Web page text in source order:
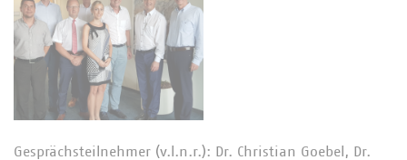
Gesprächsteilnehmer (v.l.n.r.): Dr. Christian Goebel, Dr.